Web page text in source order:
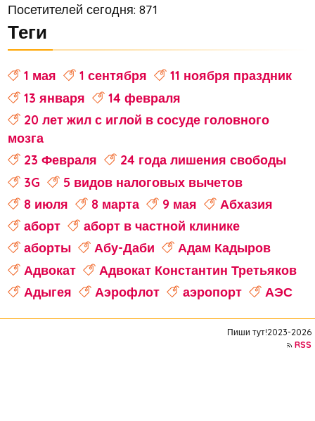
Посетителей сегодня: 871
Теги
1 мая 1 сентября
11 ноября праздник
13 января
14 февраля
20 лет жил с иглой в сосуде головного
мозга
23 Февраля
24 года лишения свободы
3G
5 видов налоговых вычетов
8 июля
8 марта 9 мая
Абхазия
аборт
аборт в частной клинике
аборты
Абу-Даби
Адам Кадыров
Адвокат
Адвокат Константин Третьяков
Адыгея
Аэрофлот аэропорт
АЭС
Пиши тут!2023-2026
RSS